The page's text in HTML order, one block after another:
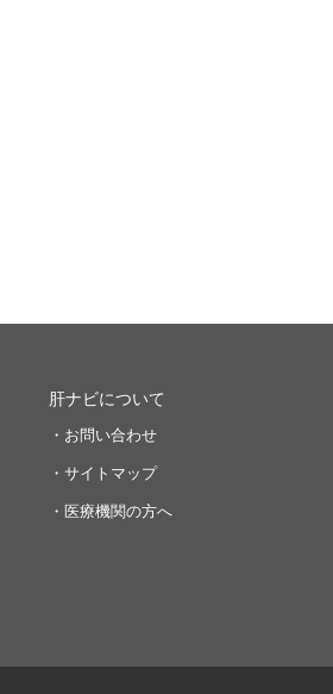
肝ナビについて
・お問い合わせ
・サイトマップ
・医療機関の方へ